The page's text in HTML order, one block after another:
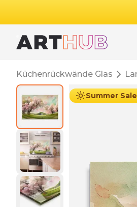
Küchenrückwände Glas
Summer Sale